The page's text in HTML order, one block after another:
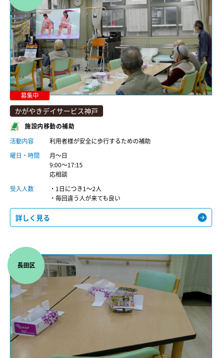
募集中
かがやきデイサービス神戸
施設内移動の補助
活動内容
利用者様が安全に歩行するための補助
曜日・時間
月～日
9:00～17:15
応相談
受入人数
・1日につき1～2人
・毎回違う人が来ても良い
詳しく見る
長田区